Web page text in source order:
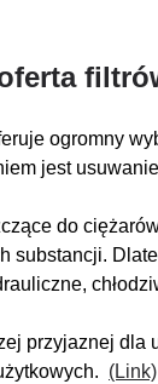
ogromny
jest
do
substancji.
przyjaznej dla
(Link)